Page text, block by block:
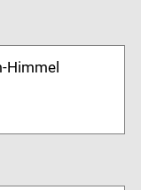
Himmel